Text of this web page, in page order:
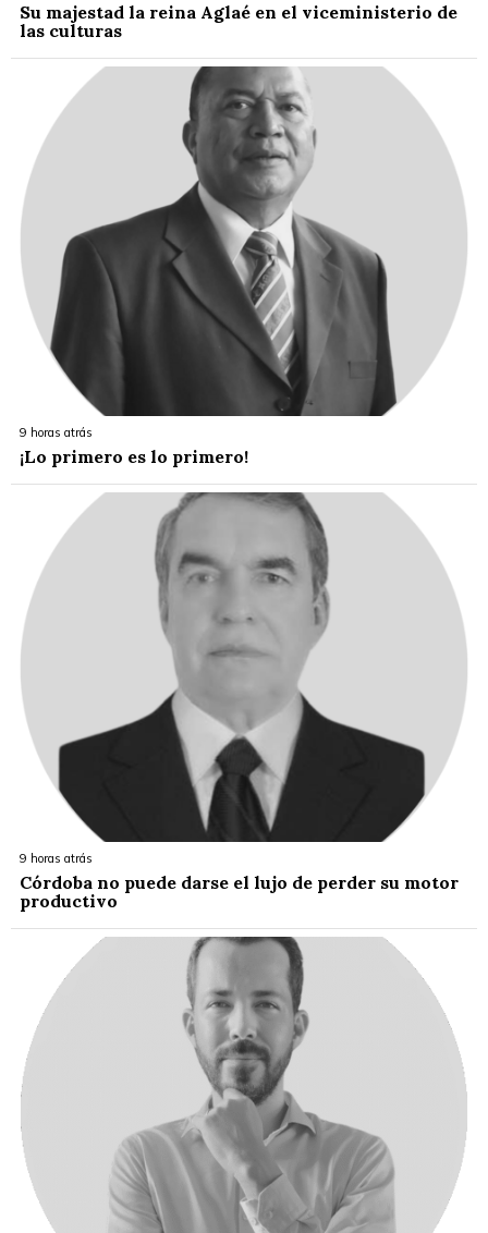
Su majestad la reina Aglaé en el viceministerio de
las culturas
9 horas atrás
¡Lo primero es lo primero!
9 horas atrás
Córdoba no puede darse el lujo de perder su motor
productivo